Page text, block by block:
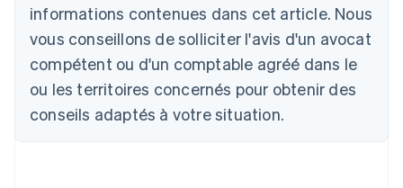
informations contenues dans cet article. Nous
vous conseillons de solliciter l'avis d'un avocat
compétent ou d'un comptable agréé dans le
ou les territoires concernés pour obtenir des
conseils adaptés à votre situation.
English
Canada
English Français
Chine continentale
简体中文English
Chypre
Croatie